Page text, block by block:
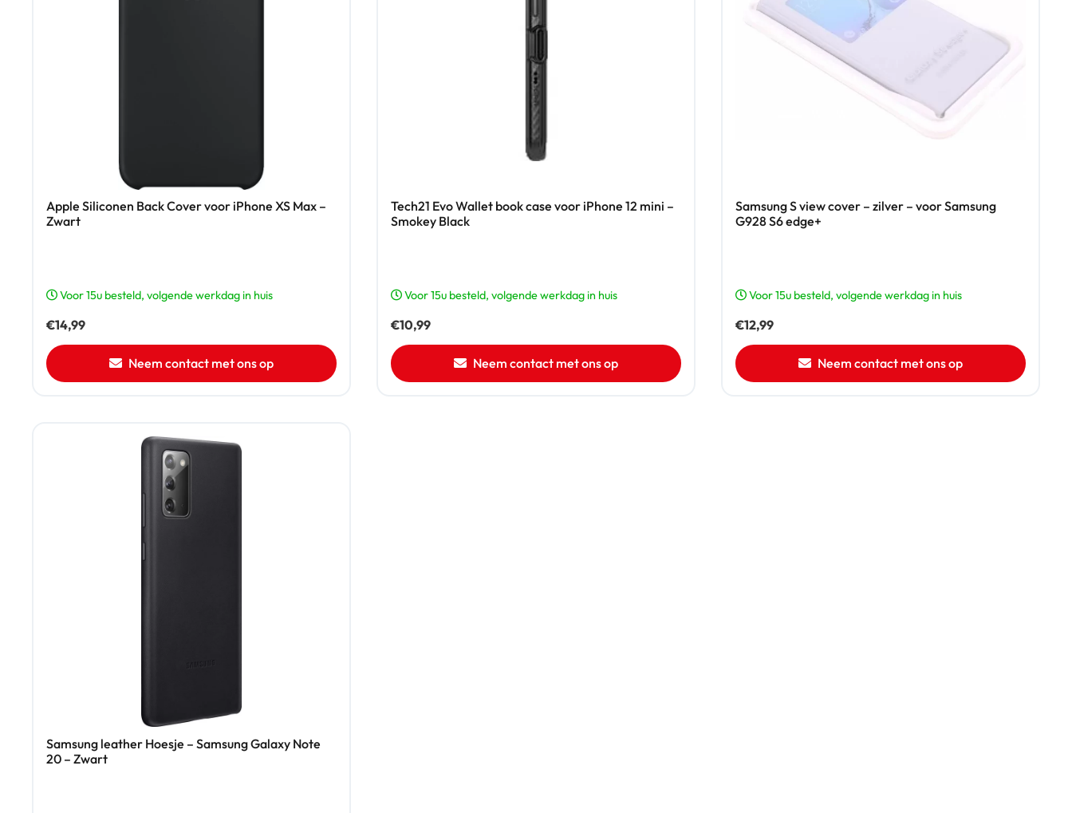
Apple Siliconen Back Cover voor iPhone XS Max –
Zwart
Voor 15u besteld, volgende werkdag in huis
€14,99
Neem contact met ons op
Tech21 Evo Wallet book case voor iPhone 12 mini –
Smokey Black
Voor 15u besteld, volgende werkdag in huis
€10,99
Neem contact met ons op
Samsung S view cover – zilver – voor Samsung
G928 S6 edge+
Voor 15u besteld, volgende werkdag in huis
€12,99
Neem contact met ons op
Samsung leather Hoesje – Samsung Galaxy Note
20 – Zwart